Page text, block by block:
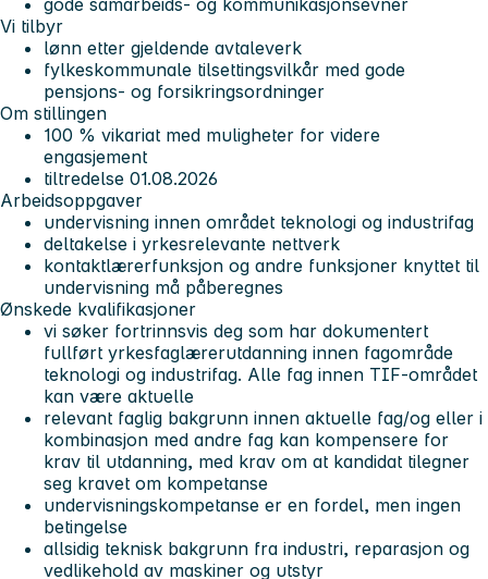
Vi tilbyr
lønn etter gjeldende avtaleverk
fylkeskommunale tilsettingsvilkår med gode
pensjons- og forsikringsordninger
Om stillingen
100 % vikariat med muligheter for videre
engasjement
tiltredelse 01.08.2026
Arbeidsoppgaver
undervisning innen området teknologi og industrifag
deltakelse i yrkesrelevante nettverk
kontaktlærerfunksjon og andre funksjoner knyttet til
undervisning må påberegnes
Ønskede kvalifikasjoner
vi søker fortrinnsvis deg som har dokumentert
fullført yrkesfaglærerutdanning innen fagområde
teknologi og industrifag. Alle fag innen TIF-området
kan være aktuelle
relevant faglig bakgrunn innen aktuelle fag/og eller i
kombinasjon med andre fag kan kompensere for
krav til utdanning, med krav om at kandidat tilegner
seg kravet om kompetanse
undervisningskompetanse er en fordel, men ingen
betingelse
allsidig teknisk bakgrunn fra industri, reparasjon og
vedlikehold av maskiner og utstyr